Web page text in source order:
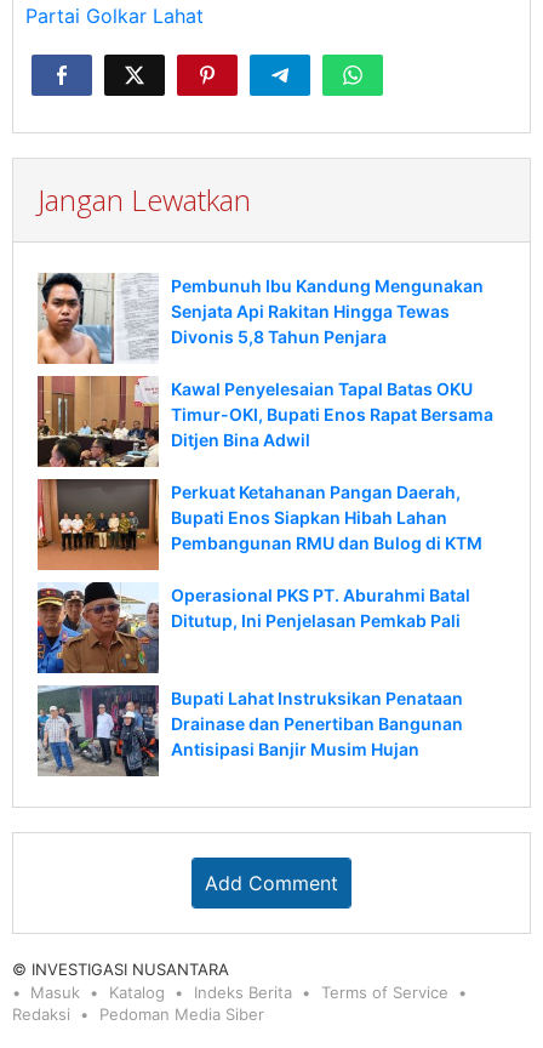
Partai Golkar Lahat
Jangan Lewatkan
Pembunuh Ibu Kandung Mengunakan
Senjata Api Rakitan Hingga Tewas
Divonis 5,8 Tahun Penjara
Kawal Penyelesaian Tapal Batas OKU
Timur-OKI, Bupati Enos Rapat Bersama
Ditjen Bina Adwil
Perkuat Ketahanan Pangan Daerah,
Bupati Enos Siapkan Hibah Lahan
Pembangunan RMU dan Bulog di KTM
Operasional PKS PT. Aburahmi Batal
Ditutup, Ini Penjelasan Pemkab Pali
Bupati Lahat Instruksikan Penataan
Drainase dan Penertiban Bangunan
Antisipasi Banjir Musim Hujan
Add Comment
© INVESTIGASI NUSANTARA
Masuk
Katalog Indeks Berita
Terms of Service
Redaksi
Pedoman Media Siber